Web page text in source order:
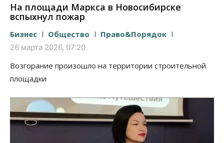
На площади Маркса в Новосибирске
вспыхнул пожар
Бизнес Общество Право&Порядок
26 марта 2026, 07:20
Возгорание произошло на территории строительной
площадки